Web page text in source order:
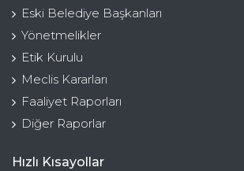
Eski Belediye Başkanları
Yönetmelikler
Etik Kurulu
Meclis Kararları
Faaliyet Raporları
Diğer Raporlar
Hızlı Kısayollar